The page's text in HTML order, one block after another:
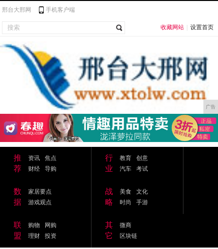
邢台大邢网 手机客户端
收藏网站 设置首页
广告
推
荐
资讯
焦点
财经
导购
行
业
教育
创意
汽车
考试
数
据
家居要点
游戏观点
战
略
美食
文化
时尚
手游
联
盟
购物
网购
理财
投资
其
它
微商
区块链